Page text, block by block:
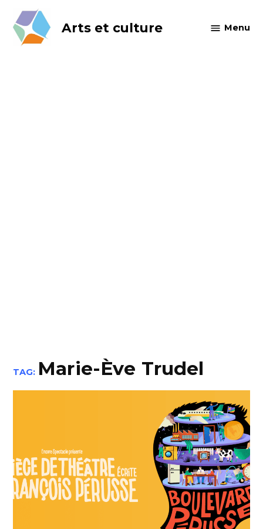
content
Arts et culture Menu
TAG: Marie-Ève Trudel